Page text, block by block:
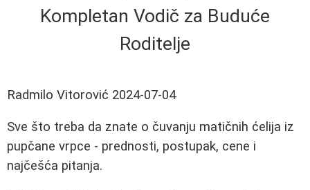
Kompletan Vodič za Buduće
Roditelje
Radmilo Vitorović 2024-07-04
Sve što treba da znate o čuvanju matičnih ćelija iz
pupčane vrpce - prednosti, postupak, cene i
najčešća pitanja.